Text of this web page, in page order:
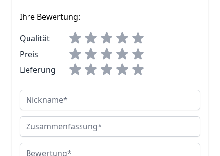
Ihre Bewertung:
Qualität
Preis
Lieferung
Nickname
Zusammenfassung
Bewertung